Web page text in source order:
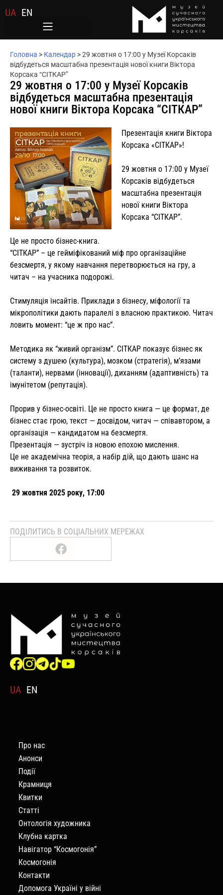
UA EN
Головна > Календар >29 жовтня о 17:00 у Музеї Корсаків
відбудеться масштабна презентація нової книги Віктора
Корсака “СІТКАР”
29 жовтня о 17:00 у Музеї Корсаків
відбудеться масштабна презентація
нової книги Віктора Корсака “СІТКАР”
Презентація книги Віктора
Корсака «СІТКАР»!
29 жовтня о 17:00 у Музеї
Корсаків відбудеться
масштабна презентація
нової книги Віктора
Корсака “СІТКАР”.
Це не просто бізнес-книга.
“СІТКАР” – це гейміфікований міф про організаційне
безсмертя, у якому навчання перетворюється на гру, а
читач – на учасника подорожі.
Стимуляція інсайтів. Приклади з бізнесу, міфології та
мікрополітики дають паралелі з власною практикою. Читач
ловить момент: “це ж про нас”.
Методика як “живий організм”. СІТКАР показує бізнес як
систему з душею (культура), мозком (стратегія), м’язами
(таланти), нервами (інновації), диханням (адаптивність) та
імунітетом (репутація).
Прорив у бізнес-освіті. Це не просто книга — це формат, де
бізнес стає грою, текст — досвідом, читач — співавтором, а
організація — кандидатом на безсмертя.
Презентація — зустріч із новою епохою мислення.
Це не академічна теорія, а набір дій, що дають шанс на
виживання та розвиток.
29 жовтня 2025 року, 17:00
ПОДІЛИТИСЬ В СОЦІАЛЬНИХ МЕРЕЖАХ
UA EN
Про нас
Анонси
Події
Крамниця
Квитки
Статті
Онтологія художника
Клубна картка
Навігатор “Космогонія”
Космогонія
Контакти
Допомога Україні у війні